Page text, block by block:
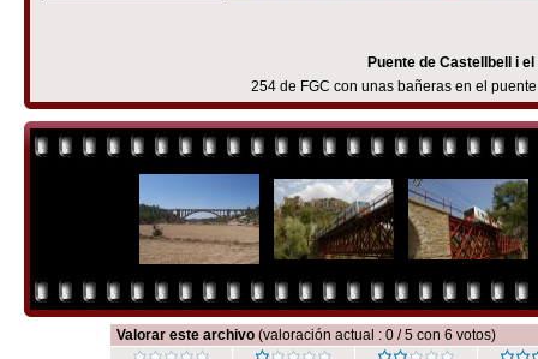
Puente de Castellbell i el
254 de FGC con unas bañeras en el
Valorar este archivo(valoración actual : 0 / 5 con 6 votos)